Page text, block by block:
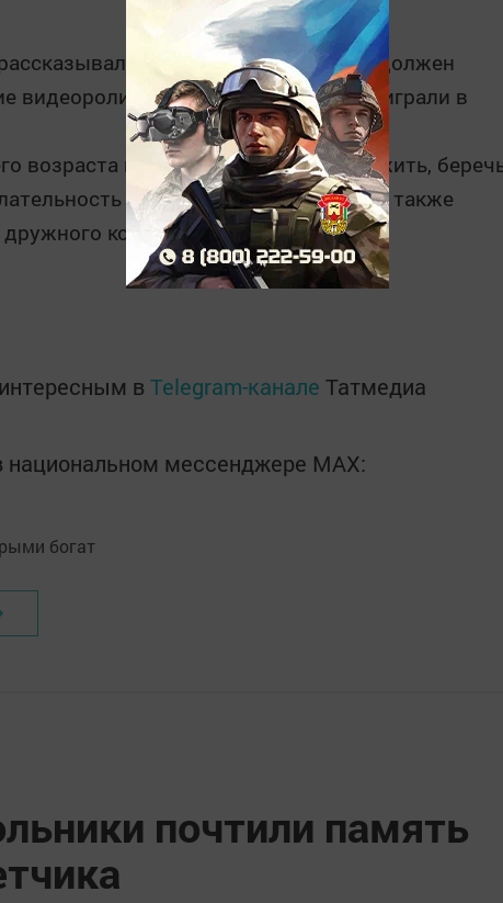
о дружбе, о том, каким должен
видеоролики о дружбе, пели песни, играли в
возраста искать друзей, уметь дружить,
и уважение друг к другу, а также
коллектива.
в Telegram-канале Татмедиа
национальном мессенджере MАХ:
почтили память